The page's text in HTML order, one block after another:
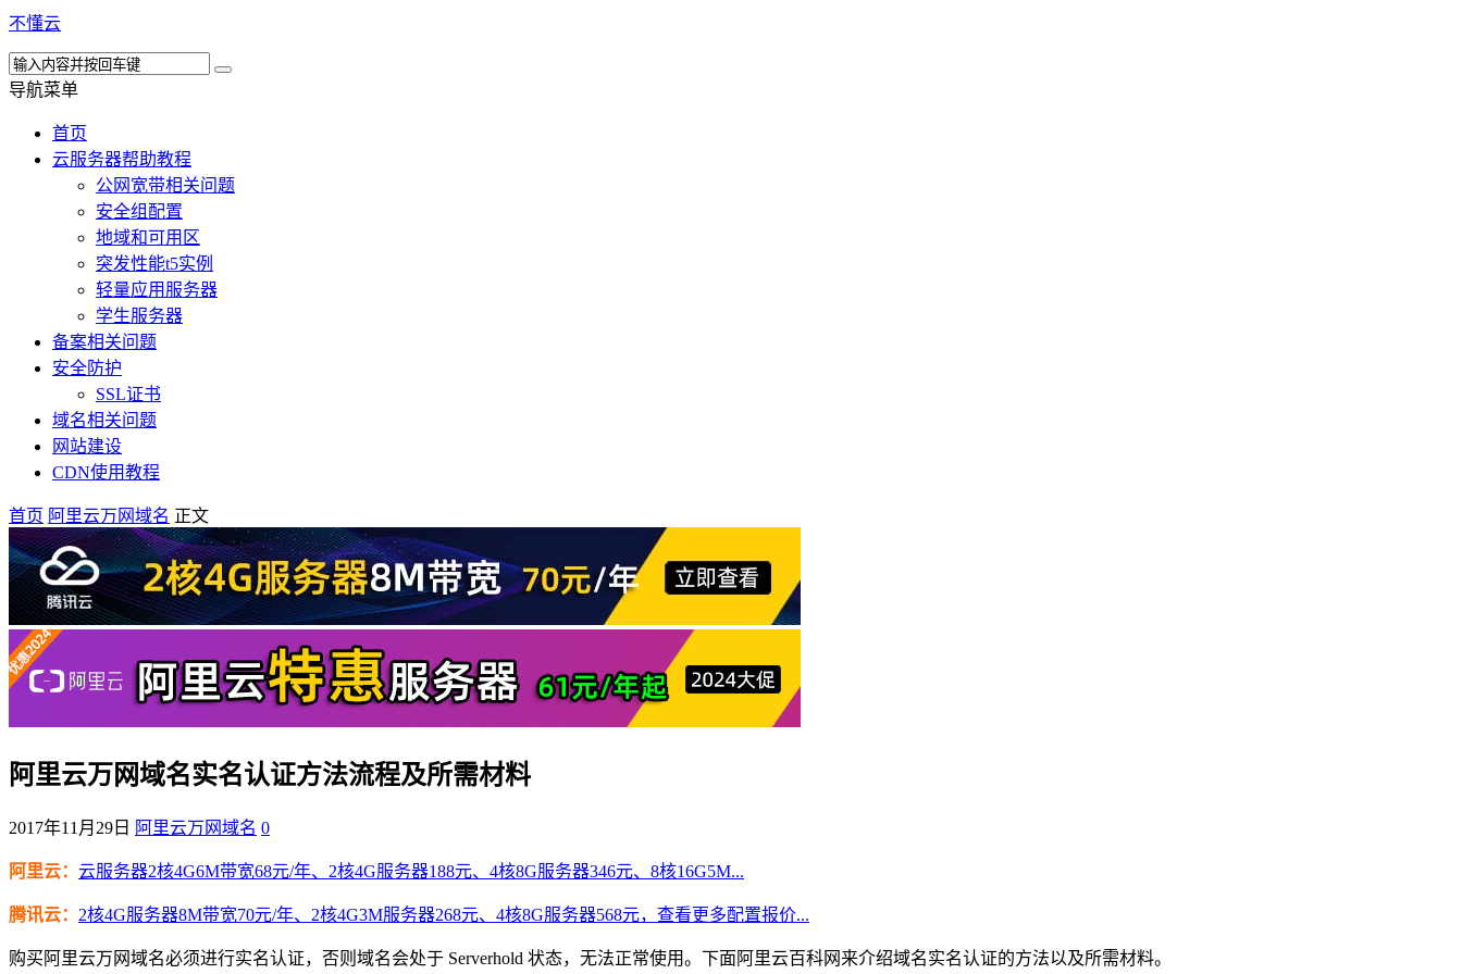
不懂云
导航菜单
首页
云服务器帮助教程
公网宽带相关问题
安全组配置
地域和可用区
突发性能t5实例
轻量应用服务器
学生服务器
备案相关问题
安全防护
SSL证书
域名相关问题
网站建设
CDN使用教程
首页 阿里云万网域名 正文
阿里云万网域名实名认证方法流程及所需材料
2017年11月29日 阿里云万网域名 0
阿里云： 云服务器2核4G6M带宽68元/年、2核4G服务器188元、4核8G服务器346元、8核16G5M...
腾讯云： 2核4G服务器8M带宽70元/年、2核4G3M服务器268元、4核8G服务器568元，查看更多配置报价...
购买阿里云万网域名必须进行实名认证，否则域名会处于 Serverhold 状态，无法正常使用。下面阿里云百科网来介绍域名实名认证的方法以及所需材料。